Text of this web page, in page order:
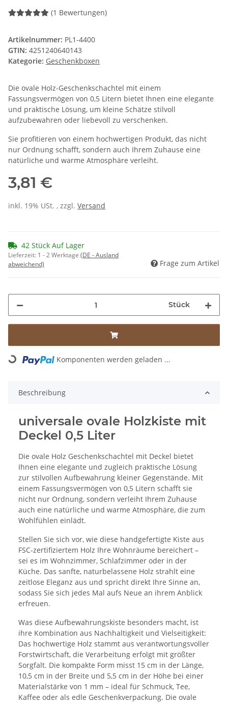
(1 Bewertungen)
Artikelnummer: PL1-4400
GTIN: 4251240640143
Kategorie: Geschenkboxen
Die ovale Holz-Geschenkschachtel mit einem
Fassungsvermögen von 0,5 Litern bietet Ihnen eine elegante
und praktische Lösung, um kleine Schätze stilvoll
aufzubewahren oder liebevoll zu verschenken.
Sie profitieren von einem hochwertigen Produkt, das nicht
nur Ordnung schafft, sondern auch Ihrem Zuhause eine
natürliche und warme Atmosphäre verleiht.
3,81 €
inkl. 19% USt. , zzgl. Versand
42 Stück Auf Lager
Lieferzeit: 1 - 2 Werktage (DE - Ausland
abweichend)
Frage zum Artikel
Stück
Loading... Komponenten werden geladen ...
Beschreibung
universale ovale Holzkiste mit
Deckel 0,5 Liter
Die ovale Holz Geschenkschachtel mit Deckel bietet
Ihnen eine elegante und zugleich praktische Lösung
zur stilvollen Aufbewahrung kleiner Gegenstände. Mit
einem Fassungsvermögen von 0,5 Litern schafft sie
nicht nur Ordnung, sondern verleiht Ihrem Zuhause
auch eine natürliche und warme Atmosphäre, die zum
Wohlfühlen einlädt.
Stellen Sie sich vor, wie diese handgefertigte Kiste aus
FSC-zertifiziertem Holz Ihre Wohnräume bereichert –
sei es im Wohnzimmer, Schlafzimmer oder in der
Küche. Das sanfte, naturbelassene Holz strahlt eine
zeitlose Eleganz aus und spricht direkt Ihre Sinne an,
sodass Sie sich jedes Mal aufs Neue an ihrem Anblick
erfreuen.
Was diese Aufbewahrungskiste besonders macht, ist
ihre Kombination aus Nachhaltigkeit und Vielseitigkeit:
Das hochwertige Holz stammt aus verantwortungsvoller
Forstwirtschaft, die Verarbeitung erfolgt mit größter
Sorgfalt. Die kompakte Form misst 15 cm in der Länge,
10,5 cm in der Breite und 5,5 cm in der Höhe bei einer
Materialstärke von 1 mm – ideal für Schmuck, Tee,
Kaffee oder als edle Geschenkverpackung. Die ovale